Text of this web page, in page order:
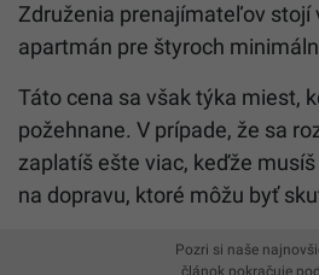
Združenia prenajímateľov stojí
apartmán pre štyroch
Táto cena sa však týka miest,
požehnane. V prípade, že sa
zaplatíš ešte viac, keďže
na dopravu, ktoré môžu byť
Pozri si naše
článok pokračuje